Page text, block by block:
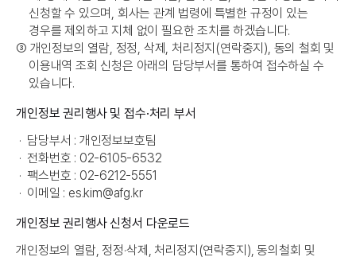
신청할 수 있으며, 회사는 관계 법령에 특별한 규정이 있는
경우를 제외하고 지체 없이 필요한 조치를 하겠습니다.
③ 개인정보의 열람, 정정, 삭제, 처리정지(연락중지), 동의 철회 및
이용내역 조회 신청은 아래의 담당부서를 통하여 접수하실 수
있습니다.
개인정보 권리행사 및 접수·처리 부서
· 담당부서 : 개인정보보호팀
· 전화번호 : 02-6105-6532
· 팩스번호 : 02-6212-5551
· 이메일 : es.kim@afg.kr
개인정보 권리행사 신청서 다운로드
개인정보의 열람, 정정·삭제, 처리정지(연락중지), 동의철회 및